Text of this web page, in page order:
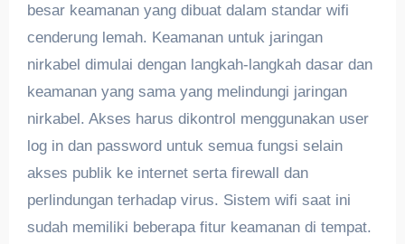
besar keamanan yang dibuat dalam standar wifi
cenderung lemah. Keamanan untuk jaringan
nirkabel dimulai dengan langkah-langkah dasar dan
keamanan yang sama yang melindungi jaringan
nirkabel. Akses harus dikontrol menggunakan user
log in dan password untuk semua fungsi selain
akses publik ke internet serta firewall dan
perlindungan terhadap virus. Sistem wifi saat ini
sudah memiliki beberapa fitur keamanan di tempat.